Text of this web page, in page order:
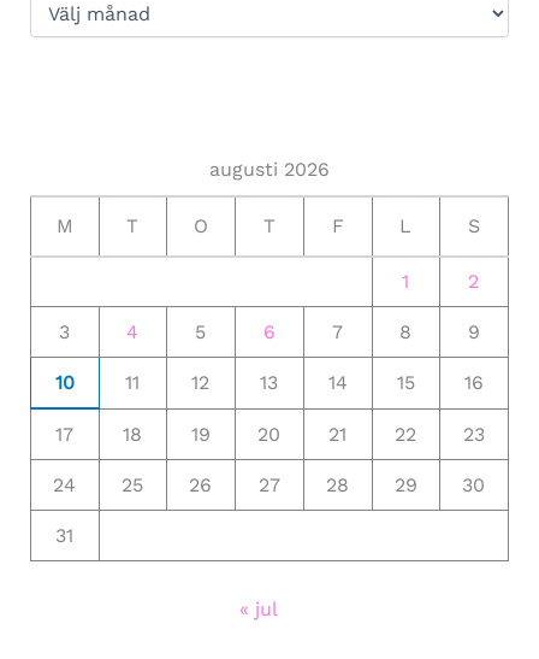
augusti 2026
M T O T F L S
1 2
3 4 5 6 7 8 9
10 11 12 13 14 15 16
17 18 19 20 21 22 23
24 25 26 27 28 29 30
31
« jul